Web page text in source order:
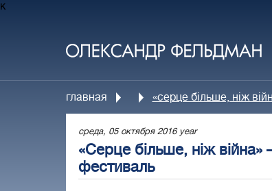
к
главная «серце більше, ніж
среда, 05 октября 2016 year
«Серце більше, ніж
фестиваль